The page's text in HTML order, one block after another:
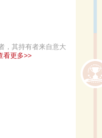
，其持有者来自意大
看更多>>